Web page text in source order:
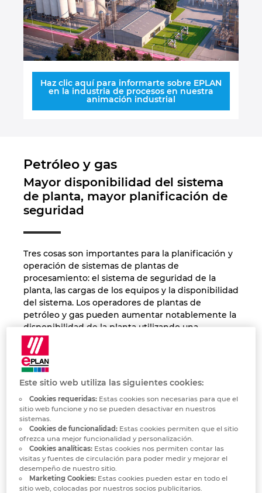
Haz clic aquí para informarte sobre EPLAN
en la industria de procesos en nuestra
animación industrial
Petróleo y gas
Mayor disponibilidad del sistema
de planta, mayor planificación de
seguridad
Tres cosas son importantes para la planificación y
operación de sistemas de plantas de
procesamiento: el sistema de seguridad de la
planta, las cargas de los equipos y la disponibilidad
del sistema. Los operadores de plantas de
petróleo y gas pueden aumentar notablemente la
disponibilidad de la planta utilizando una
ingeniería eficiente, ya que el uso de las
soluciones de EPLAN contribuye a optimizar
significativamente la cooperación entre ingeniería
software de ingeniería integrada, tus sistemas
automatizados serán compatibles con los
objetivos del operador, como aparecen definidos
en la planificación previa del proyecto y de la fase
de ejecución. Además, gracias al enfoque
integrado de EPLAN, dispondrás de una
descripción digital «fiel» de los sistemas de la
planta, lo que garantiza poder planificar la
seguridad en caso de modificaciones operativas o
Hungary
India
Indonesia
Ireland
Italy
Japan
Lithuania
Luxembourg
Malaysia
Mexico
Netherlands
New Zealand
Norway
Peru
Philippines
Este sitio web utiliza las siguientes cookies:
Cookies requeridas:Estas cookies son necesarias para que el
sitio web funcione y no se pueden desactivar en nuestros
sistemas.
Cookies de funcionalidad:Estas cookies permiten que el sitio
ofrezca una mejor funcionalidad y personalización.
Cookies analíticas:Estas cookies nos permiten contar las
visitas y fuentes de circulación para poder medir y mejorar el
desempeño de nuestro sitio.
Marketing Cookies:Estas cookies pueden estar en todo el
sitio web, colocadas por nuestros socios publicitarios.